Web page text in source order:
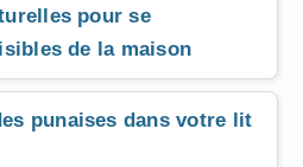
pour se
de la maison
punaises dans votre lit